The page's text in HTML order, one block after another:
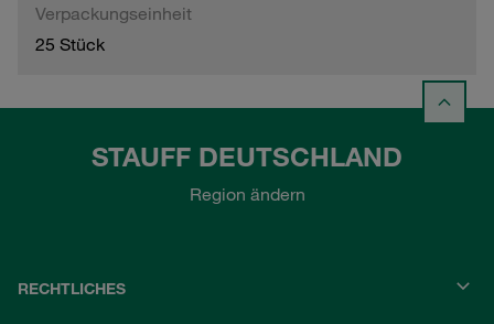
Verpackungseinheit
25 Stück
STAUFF DEUTSCHLAND
Region ändern
RECHTLICHES